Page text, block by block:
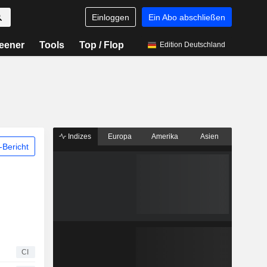
Einloggen Ein Abo abschließen
Tools Top / Flop Edition Deutschland
Bericht
CI
Indizes Europa Amerika Asien